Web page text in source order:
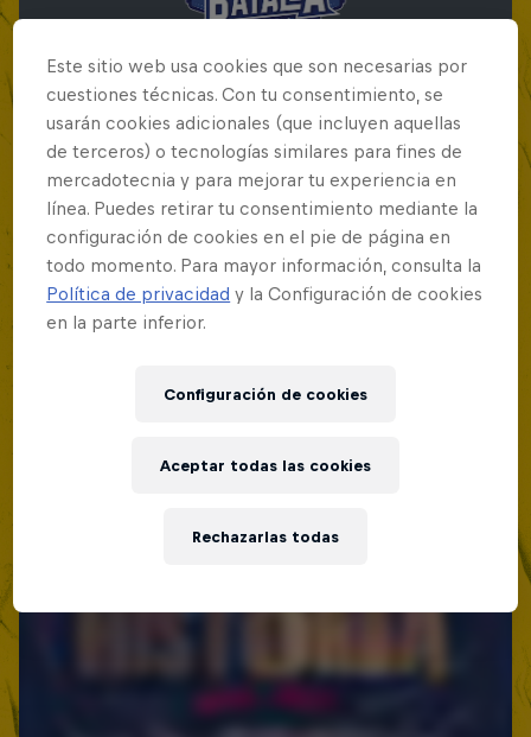
Red Bull Batalla Final Torneo de Plazas
2026
19 Septiembre 2026
Lima, Peru
Red Bull Batalla Nueva Historia:
MC BATTLE
Este sitio web usa cookies que son necesarias por
cuestiones técnicas. Con tu consentimiento, se
usarán cookies adicionales (que incluyen aquellas
de terceros) o tecnologías similares para fines de
mercadotecnia y para mejorar tu experiencia en
línea. Puedes retirar tu consentimiento mediante la
configuración de cookies en el pie de página en
todo momento. Para mayor información, consulta la
Política de privacidad y la Configuración de cookies
en la parte inferior.
Configuración de cookies
Rechazarlas todas
Aceptar todas las cookies